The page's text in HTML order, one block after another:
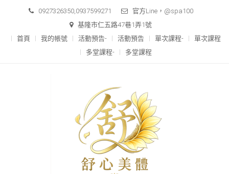
content
0927326350,0937599271
官方Line，@spa100
基隆市仁五路47巷1弄1號
首頁
我的帳號 活動預告- 活動預告 單次課程-
單次課程
多堂課程-
多堂課程